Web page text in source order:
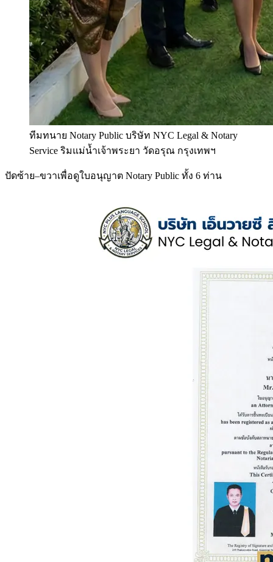
ทีมทนาย Notary Public บริษัท NYC Legal & Notary
Service ริมแม่น้ำเจ้าพระยา วัดอรุณ กรุงเทพฯ
ปัดซ้าย–ขวาเพื่อดูใบอนุญาต Notary Public ทั้ง 6 ท่าน